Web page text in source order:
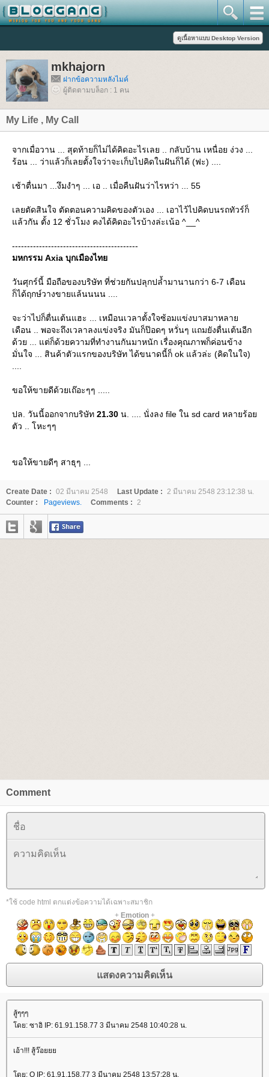
mkhajorn
ฝากข้อความหลังไมค์
ผู้ติดตามบล็อก : 1 คน
My Life , My Call
จากเมื่อวาน ... สุดท้ายก็ไม่ได้คิดอะไรเลย .. กลับบ้าน เหนื่อย ง่วง ...
ร้อน ... ว่าแล้วก็เลยตั้งใจว่าจะเก็บไปคิดในฝันก็ได้ (ฟะ) ....
เช้าตื่นมา ...งึมงำๆ ... เอ .. เมื่อคืนฝันว่าไรหว่า ... 55
เลยตัดสินใจ ตัดตอนความคิดของตัวเอง ... เอาไว้ไปคิดบนรถทัวร์ก็
ล้วกัน ตั้ง 12 ชั่วโมง คงได้คิดอะไรบ้างล่ะเน้อ ^__^
------------------------------------------
มหกรรม Axia บุกเมืองไท
วันศุกร์นี้ มือถือของบริษัท ที่ช่วยกันปลุกปล้ำมานานกว่า 6-7 เดือน
ก็ได้ฤกษ์วางขายแล้นนนน ....
จะว่าไปก็ตื่นเต้นแฮะ ... เหมือนเวลาตั้งใจซ้อมแข่งบาสมาหลา
เดือน .. พอจะถึงเวลาลงแข่งจริง มันก็ป๊อดๆ หวั่นๆ แถมยังตื่นเต้นอีก
ด้วย ... แต่ก็ด้วยความที่ทำงานกันมาหนัก เรื่องคุณภาพก็ค่อนข้าง
มั่นใจ ... สินค้าตัวแรกของบริษัท ได้ขนาดนี้ก็ ok แล้วล่ะ (คิดในใจ)
ขอให้ขายดีด้วยเถ๊อะๆๆ .....
ปล. วันนี้ออกจากบริษัท 21.30 น. .... นั่งลง file ใน sd card หลายร้อ
ตัว .. โหะๆๆ
ขอให้ขายดีๆ สาธุๆ ...
Create Date : 02 มีนาคม 2548 Last Update : 2 มีนาคม 2548 23:12:38 น.
Counter :
Pageviews. Comments : 2
Comment
*ใช้ code html ตกแต่งข้อความได้เฉพาะสมาชิก
+ Emotion+
สู้ๆๆๆ
ดย: ซาอิ IP: 61.91.158.77 3 มีนาคม 2548 10:40:28 น.
เอ้า!!! สู้ว๊อ
ดย: O IP: 61.91.158.77 3 มีนาคม 2548 13:57:28 น.